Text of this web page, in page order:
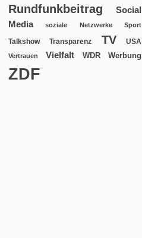
Rundfunkbeitrag
Social
Media
soziale Netzwerke Sport
Talkshow Transparenz TV USA
Vertrauen Vielfalt WDR Werbung
ZDF